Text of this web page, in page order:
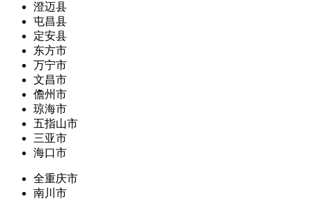
澄迈县
屯昌县
定安县
东方市
万宁市
文昌市
儋州市
琼海市
五指山市
三亚市
海口市
全重庆市
南川市